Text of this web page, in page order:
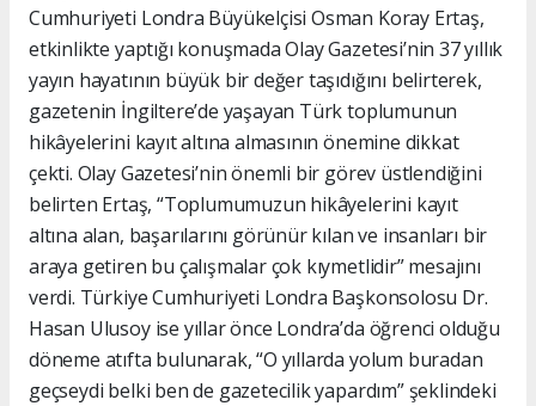
Cumhuriyeti Londra Büyükelçisi Osman Koray Ertaş,
etkinlikte yaptığı konuşmada Olay Gazetesi’nin 37 yıllık
yayın hayatının büyük bir değer taşıdığını belirterek,
gazetenin İngiltere’de yaşayan Türk toplumunun
hikâyelerini kayıt altına almasının önemine dikkat
çekti. Olay Gazetesi’nin önemli bir görev üstlendiğini
belirten Ertaş, “Toplumumuzun hikâyelerini kayıt
altına alan, başarılarını görünür kılan ve insanları bir
araya getiren bu çalışmalar çok kıymetlidir” mesajını
verdi. Türkiye Cumhuriyeti Londra Başkonsolosu Dr.
Hasan Ulusoy ise yıllar önce Londra’da öğrenci olduğu
döneme atıfta bulunarak, “O yıllarda yolum buradan
geçseydi belki ben de gazetecilik yapardım” şeklindeki